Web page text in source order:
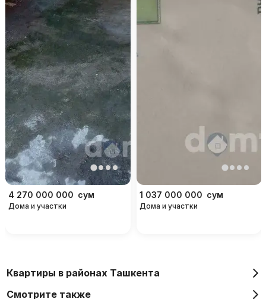
4 270 000 000 сум
Дома и участки
1 037 000 000 сум
Дома и участки
Квартиры в районах Ташкента
Смотрите также